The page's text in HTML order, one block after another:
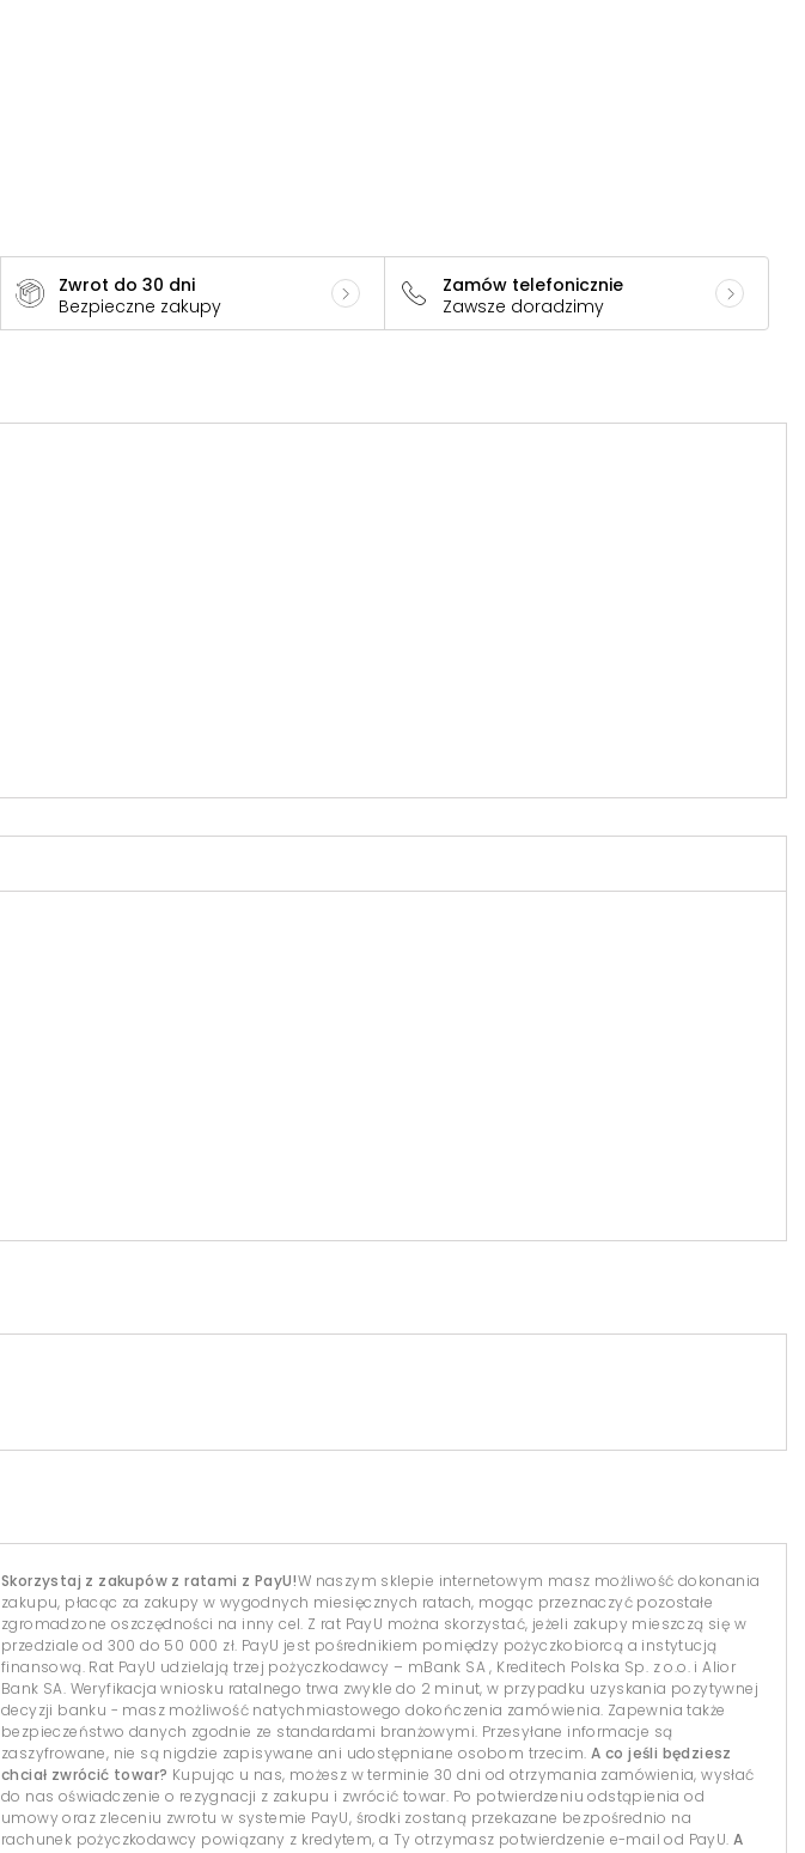
Zwrot do 30 dni
Bezpieczne zakupy
Zamów telefonicznie
Zawsze doradzimy
Skorzystaj z zakupów z ratami z PayU!W naszym sklepie internetowym masz możliwość dokonania
zakupu, płacąc za zakupy w wygodnych miesięcznych ratach, mogąc przeznaczyć pozostałe
zgromadzone oszczędności na inny cel. Z rat PayU można skorzystać, jeżeli zakupy mieszczą się w
przedziale od 300 do 50 000 zł. PayU jest pośrednikiem pomiędzy pożyczkobiorcą a instytucją
finansową. Rat PayU udzielają trzej pożyczkodawcy – mBank SA , Kreditech Polska Sp. z o.o. i Alior
Bank SA. Weryfikacja wniosku ratalnego trwa zwykle do 2 minut, w przypadku uzyskania pozytywnej
decyzji banku - masz możliwość natychmiastowego dokończenia zamówienia. Zapewnia także
bezpieczeństwo danych zgodnie ze standardami branżowymi. Przesyłane informacje są
zaszyfrowane, nie są nigdzie zapisywane ani udostępniane osobom trzecim. A co jeśli będziesz
chciał zwrócić towar? Kupując u nas, możesz w terminie 30 dni od otrzymania zamówienia, wysłać
do nas oświadczenie o rezygnacji z zakupu i zwrócić towar. Po potwierdzeniu odstąpienia od
umowy oraz zleceniu zwrotu w systemie PayU, środki zostaną przekazane bezpośrednio na
rachunek pożyczkodawcy powiązany z kredytem, a Ty otrzymasz potwierdzenie e-mail od PayU. A